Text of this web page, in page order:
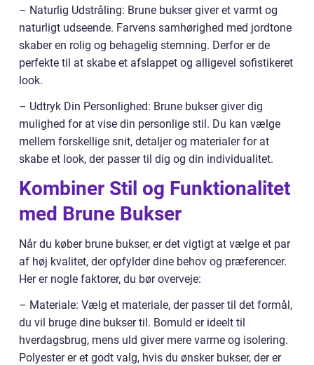
– Naturlig Udstråling: Brune bukser giver et varmt og
naturligt udseende. Farvens samhørighed med jordtone
skaber en rolig og behagelig stemning. Derfor er de
perfekte til at skabe et afslappet og alligevel sofistikeret
look.
– Udtryk Din Personlighed: Brune bukser giver dig
mulighed for at vise din personlige stil. Du kan vælge
mellem forskellige snit, detaljer og materialer for at
skabe et look, der passer til dig og din individualitet.
Kombiner Stil og Funktionalitet
med Brune Bukser
Når du køber brune bukser, er det vigtigt at vælge et par
af høj kvalitet, der opfylder dine behov og præferencer.
Her er nogle faktorer, du bør overveje:
– Materiale: Vælg et materiale, der passer til det formål,
du vil bruge dine bukser til. Bomuld er ideelt til
hverdagsbrug, mens uld giver mere varme og isolering.
Polyester er et godt valg, hvis du ønsker bukser, der er